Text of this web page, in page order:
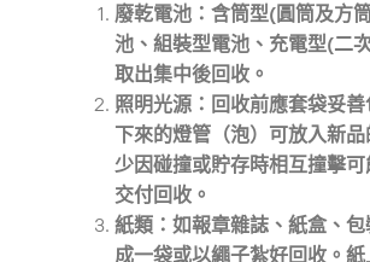
廢乾電池：含筒型(圓筒及方
池、組裝型電池、充電型(二
取出集中後回收。
照明光源：回收前應套袋妥
下來的燈管（泡）可放入新
少因碰撞或貯存時相互撞擊
交付回收。
紙類：如報章雜誌、紙盒、
成一袋或以繩子紮好回收。